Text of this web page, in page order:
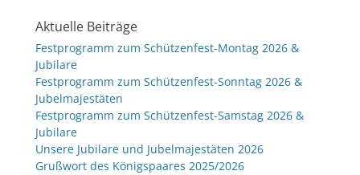
Aktuelle Beiträge
Festprogramm zum Schützenfest-Montag 2026 &
Jubilare
Festprogramm zum Schützenfest-Sonntag 2026 &
Jubelmajestäten
Festprogramm zum Schützenfest-Samstag 2026 &
Jubilare
Unsere Jubilare und Jubelmajestäten 2026
Grußwort des Königspaares 2025/2026